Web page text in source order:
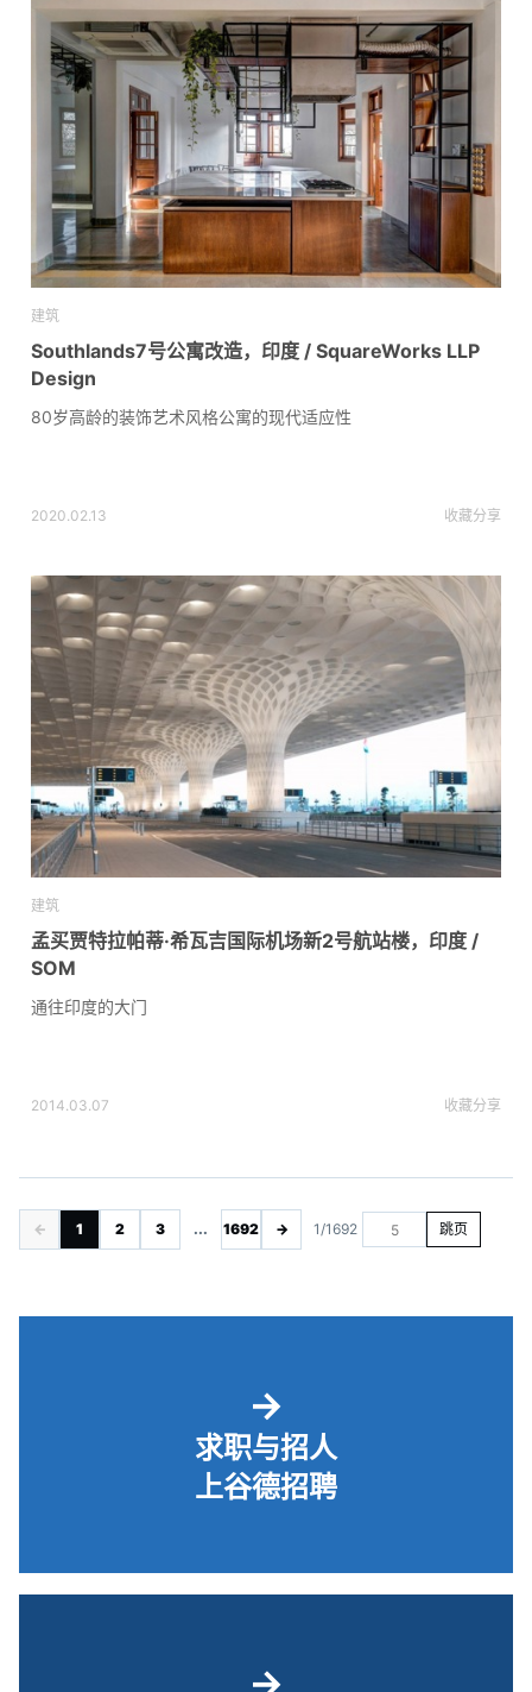
建筑
Southlands7号公寓改造，印度 / SquareWorks LLP
Design
80岁高龄的装饰艺术风格公寓的现代适应性
2020.02.13 收藏分享
建筑
孟买贾特拉帕蒂·希瓦吉国际机场新2号航站楼，印度 /
SOM
通往印度的大门
2014.03.07 收藏分享
← 1 2 3 ... 1692 → 1/1692 跳页
→
求职与招人
上谷德招聘